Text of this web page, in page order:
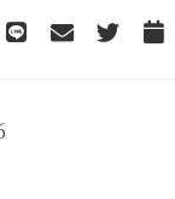
line emailTwitter